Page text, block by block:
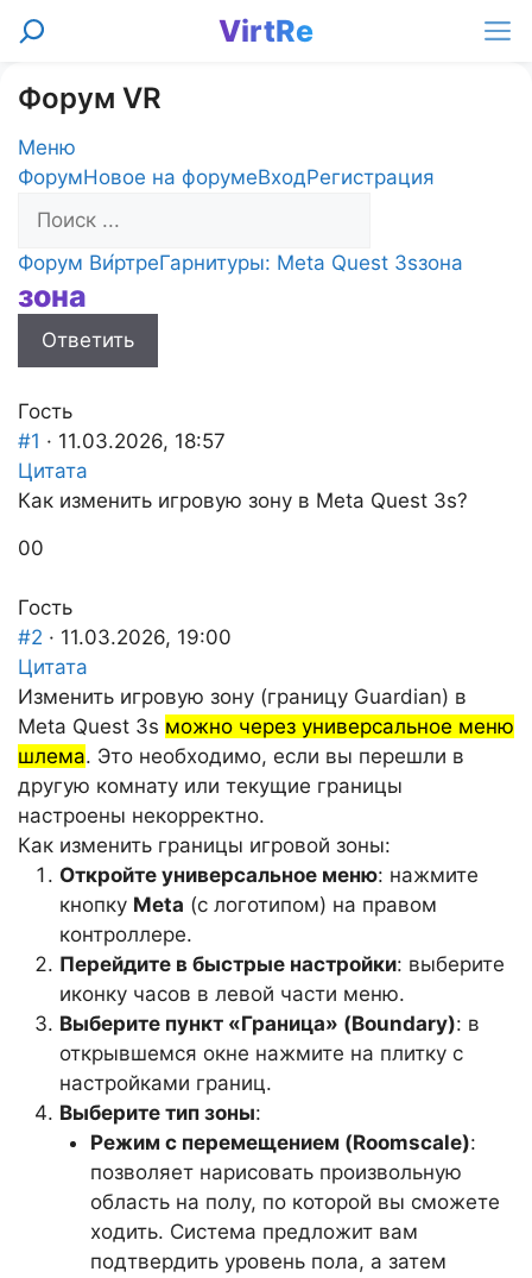
Перейти
VirtRe
Поиск
Форум VR
Меню
Навигация
Форума
ФорумНовое на форумеВходРегистрация
Форум
breadcrumbs
-
Вы
Форум Ви́ртреГарнитуры: Meta Quest 3sзона
зона
Ответить
Гость
#1 · 11.03.2026, 18:57
Цитата
Как изменить игровую зону в Meta Quest 3s?
Голосуйте
палец
вниз.
0Голосуйте
палец
вверх.
0
Гость
#2 · 11.03.2026, 19:00
Цитата
Изменить игровую зону (границу Guardian) в
Meta Quest 3s можно через универсальное меню
шлема. Это необходимо, если вы перешли в
другую комнату или текущие границы
настроены некорректно.
Как изменить границы игровой зоны:
Откройте универсальное меню: нажмите
кнопку Meta (с логотипом) на правом
контроллере.
Перейдите в быстрые настройки: выберите
иконку часов в левой части меню.
Выберите пункт «Граница» (Boundary): в
открывшемся окне нажмите на плитку с
настройками границ.
Выберите тип зоны:
Режим с перемещением (Roomscale):
позволяет нарисовать произвольную
область на полу, по которой вы сможете
ходить. Система предложит вам
подтвердить уровень пола, а затем